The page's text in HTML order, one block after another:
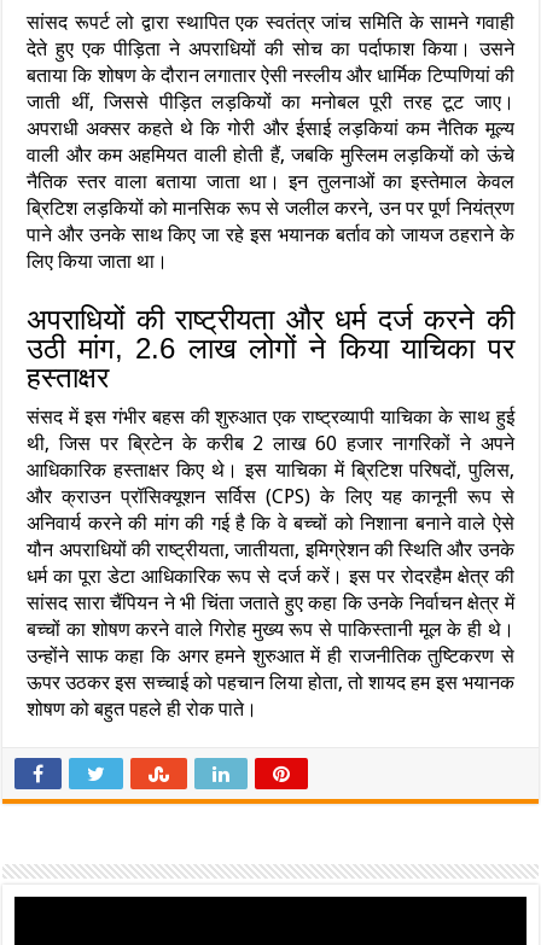
सांसद रूपर्ट लो द्वारा स्थापित एक स्वतंत्र जांच समिति के सामने गवाही
देते हुए एक पीड़िता ने अपराधियों की सोच का पर्दाफाश किया। उसने
बताया कि शोषण के दौरान लगातार ऐसी नस्लीय और धार्मिक टिप्पणियां की
जाती थीं, जिससे पीड़ित लड़कियों का मनोबल पूरी तरह टूट जाए।
अपराधी अक्सर कहते थे कि गोरी और ईसाई लड़कियां कम नैतिक मूल्य
वाली और कम अहमियत वाली होती हैं, जबकि मुस्लिम लड़कियों को ऊंचे
नैतिक स्तर वाला बताया जाता था। इन तुलनाओं का इस्तेमाल केवल
ब्रिटिश लड़कियों को मानसिक रूप से जलील करने, उन पर पूर्ण नियंत्रण
पाने और उनके साथ किए जा रहे इस भयानक बर्ताव को जायज ठहराने के
लिए किया जाता था।
अपराधियों की राष्ट्रीयता और धर्म दर्ज करने की
उठी मांग, 2.6 लाख लोगों ने किया याचिका पर
हस्ताक्षर
संसद में इस गंभीर बहस की शुरुआत एक राष्ट्रव्यापी याचिका के साथ हुई
थी, जिस पर ब्रिटेन के करीब 2 लाख 60 हजार नागरिकों ने अपने
आधिकारिक हस्ताक्षर किए थे। इस याचिका में ब्रिटिश परिषदों, पुलिस,
और क्राउन प्रॉसिक्यूशन सर्विस (CPS) के लिए यह कानूनी रूप से
अनिवार्य करने की मांग की गई है कि वे बच्चों को निशाना बनाने वाले ऐसे
यौन अपराधियों की राष्ट्रीयता, जातीयता, इमिग्रेशन की स्थिति और उनके
धर्म का पूरा डेटा आधिकारिक रूप से दर्ज करें। इस पर रोदरहैम क्षेत्र की
सांसद सारा चैंपियन ने भी चिंता जताते हुए कहा कि उनके निर्वाचन क्षेत्र में
बच्चों का शोषण करने वाले गिरोह मुख्य रूप से पाकिस्तानी मूल के ही थे।
उन्होंने साफ कहा कि अगर हमने शुरुआत में ही राजनीतिक तुष्टिकरण से
ऊपर उठकर इस सच्चाई को पहचान लिया होता, तो शायद हम इस भयानक
शोषण को बहुत पहले ही रोक पाते।